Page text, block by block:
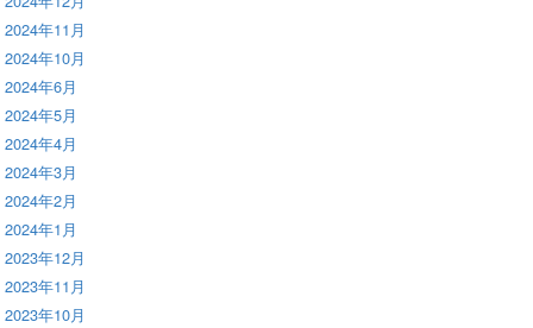
2024年11月
2024年10月
2024年6月
2024年5月
2024年4月
2024年3月
2024年2月
2024年1月
2023年12月
2023年11月
2023年10月